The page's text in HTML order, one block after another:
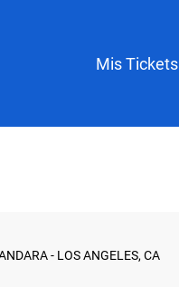
Mis Tickets
- LOS ANGELES, CA